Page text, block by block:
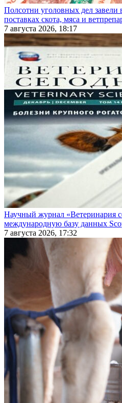
Полсотни уголовных дел
поставках скота, мяса и
7 августа 2026, 18:17
Научный журнал «Ветеринария
международную базу данных
7 августа 2026, 17:32